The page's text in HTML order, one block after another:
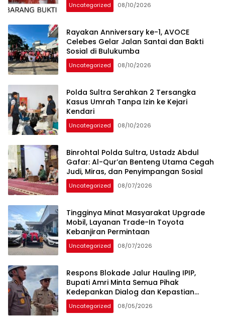
Uncategorized 08/10/2026
Rayakan Anniversary ke-1, AVOCE
Celebes Gelar Jalan Santai dan Bakti
Sosial di Bulukumba
Uncategorized 08/10/2026
Polda Sultra Serahkan 2 Tersangka
Kasus Umrah Tanpa Izin ke Kejari
Kendari
Uncategorized 08/10/2026
Binrohtal Polda Sultra, Ustadz Abdul
Gafar: Al-Qur’an Benteng Utama Cegah
Judi, Miras, dan Penyimpangan Sosial
Uncategorized 08/07/2026
Tingginya Minat Masyarakat Upgrade
Mobil, Layanan Trade-In Toyota
Kebanjiran Permintaan
Uncategorized 08/07/2026
Respons Blokade Jalur Hauling IPIP,
Bupati Amri Minta Semua Pihak
Kedepankan Dialog dan Kepastian
Hukum
Uncategorized 08/05/2026